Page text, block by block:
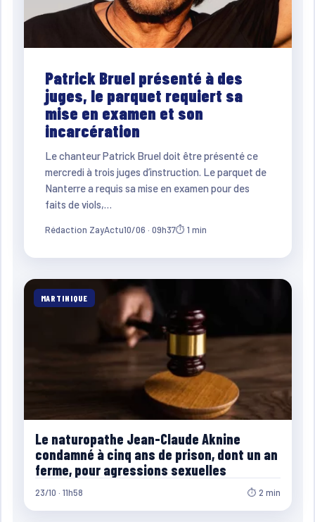
Patrick Bruel présenté à des
juges, le parquet requiert sa
mise en examen et son
incarcération
Le chanteur Patrick Bruel doit être présenté ce
mercredi à trois juges d’instruction. Le parquet de
Nanterre a requis sa mise en examen pour des
faits de viols,…
Rédaction ZayActu10/06 · 09h37⏱ 1 min
MARTINIQUE
Le naturopathe Jean-Claude Aknine
condamné à cinq ans de prison, dont un an
ferme, pour agressions sexuelles
23/10 · 11h58 ⏱ 2 min